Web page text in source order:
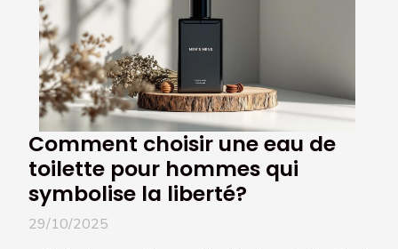
Comment choisir une eau de
toilette pour hommes qui
symbolise la liberté?
29/10/2025